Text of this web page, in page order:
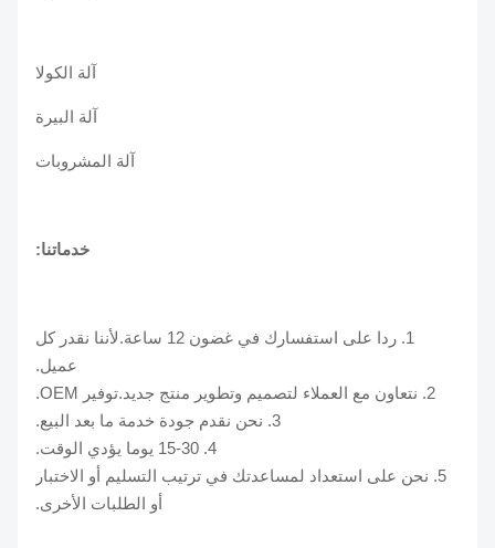
آلة الكولا
آلة البيرة
آلة المشروبات
خدماتنا:
1. ردا على استفسارك في غضون 12 ساعة.لأننا نقدر كل
عميل.
5. نحن على استعداد لمساعدتك في ترتيب التسليم أو الاختبار
أو الطلبات الأخرى.